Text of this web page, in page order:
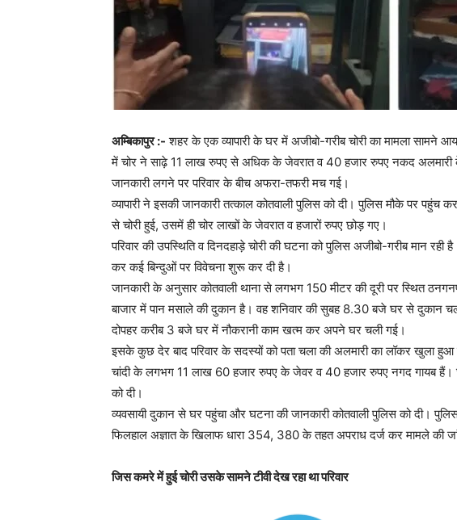
अम्बिकापुर :- शहर के एक व्यापारी के घर में अजीबो-गरीब चोरी का मामला सामने
में चोर ने साढ़े 11 लाख रुपए से अधिक के जेवरात व 40 हजार रुपए नकद
जानकारी लगने पर परिवार के बीच अफरा-तफरी मच गई।
व्यापारी ने इसकी जानकारी तत्काल कोतवाली पुलिस को दी। पुलिस मौके पर पहुंच
से चोरी हुई, उसमें ही चोर लाखों के जेवरात व हजारों रुपए छोड़ गए।
परिवार की उपस्थिति व दिनदहाड़े चोरी की घटना को पुलिस अजीबो-गरीब मान
कर कई बिन्दुओं पर विवेचना शुरू कर दी है।
जानकारी के अनुसार कोतवाली थाना से लगभग 150 मीटर की दूरी पर स्थित
बाजार में पान मसाले की दुकान है। वह शनिवार की सुबह 8.30 बजे घर से दुकान
दोपहर करीब 3 बजे घर में नौकरानी काम खत्म कर अपने घर चली गई।
इसके कुछ देर बाद परिवार के सदस्यों को पता चला की अलमारी का लॉकर खुला हुआ
चांदी के लगभग 11 लाख 60 हजार रुपए के जेवर व 40 हजार रुपए नगद गायब हैं।
को दी।
व्यवसायी दुकान से घर पहुंचा और घटना की जानकारी कोतवाली पुलिस को दी।
फिलहाल अज्ञात के खिलाफ धारा 354, 380 के तहत अपराध दर्ज कर मामले की
जिस कमरे में हुई चोरी उसके सामने टीवी देख रहा था परिवार